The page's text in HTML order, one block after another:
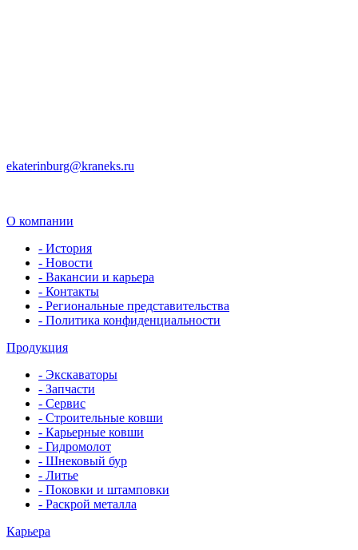
ekaterinburg@kraneks.ru
О компании
- История
- Новости
- Вакансии и карьера
- Контакты
- Региональные представительства
- Политика конфиденциальности
Продукция
- Экскаваторы
- Запчасти
- Сервис
- Строительные ковши
- Карьерные ковши
- Гидромолот
- Шнековый бур
- Литье
- Поковки и штамповки
- Раскрой металла
Карьера